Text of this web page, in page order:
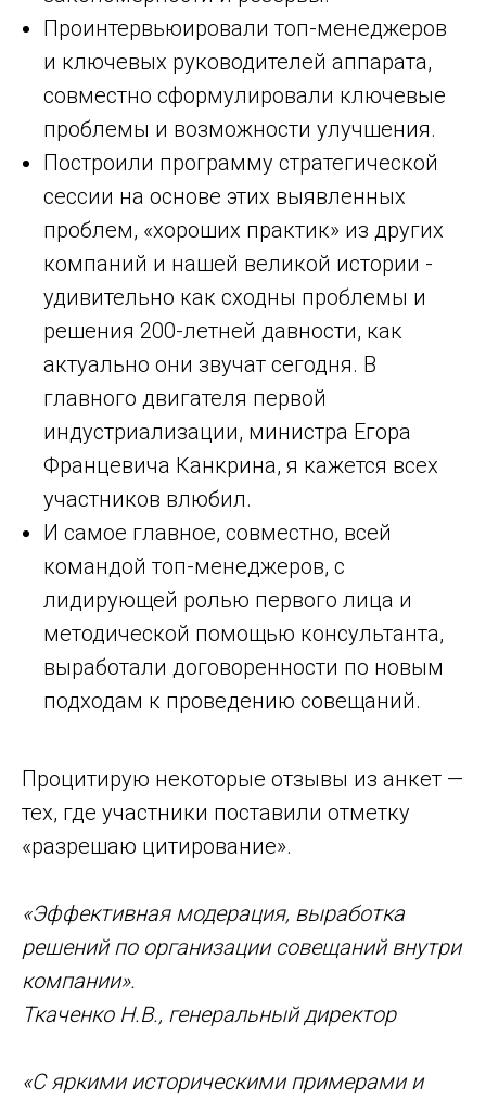
Проинтервьюировали топ-менеджеров
и ключевых руководителей аппарата,
совместно сформулировали ключевые
проблемы и возможности улучшения.
Построили программу стратегической
сессии на основе этих выявленных
проблем, «хороших практик» из других
компаний и нашей великой истории -
удивительно как сходны проблемы и
решения 200-летней давности, как
актуально они звучат сегодня. В
главного двигателя первой
индустриализации, министра Егора
Францевича Канкрина, я кажется всех
участников влюбил.
И самое главное, совместно, всей
командой топ-менеджеров, с
лидирующей ролью первого лица и
методической помощью консультанта,
выработали договоренности по новым
подходам к проведению совещаний.
Процитирую некоторые отзывы из анкет —
тех, где участники поставили отметку
«разрешаю цитирование».
«Эффективная модерация, выработка
решений по организации совещаний внутри
компании».
Ткаченко Н.В., генеральный директор
«С яркими историческими примерами и